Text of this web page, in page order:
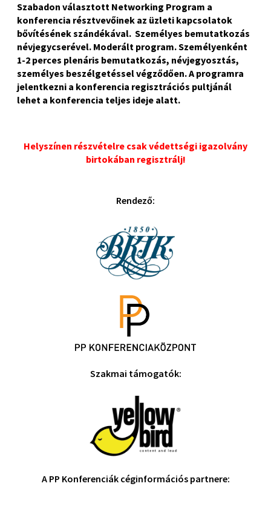
Szabadon választott Networking Program a
konferencia résztvevőinek az üzleti kapcsolatok
bővítésének szándékával. Személyes bemutatkozás
névjegycserével. Moderált program. Személyenként
1-2 perces plenáris bemutatkozás, névjegyosztás,
személyes beszélgetéssel végződően. A programra
jelentkezni a konferencia regisztrációs pultjánál
lehet a konferencia teljes ideje alatt.
Helyszínen részvételre csak védettségi igazolvány
birtokában regisztrálj!
Rendező:
Szakmai támogatók:
A PP Konferenciák céginformációs partnere: